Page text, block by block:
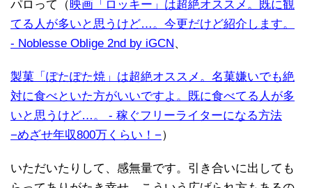
パロって（映画「ロッキー」は超絶オススメ。既に観
てる人が多いと思うけど…。今更だけど紹介します。
- Noblesse Oblige 2nd by iGCN、
製菓「ぽたぽた焼」は超絶オススメ。名菓嫌いでも絶
対に食べといた方がいいですよ。既に食べてる人が多
いと思うけど…。 - 稼ぐフリーライターになる方法
−めざせ年収800万くらい！−）
いただいたりして、感無量です。引き合いに出しても